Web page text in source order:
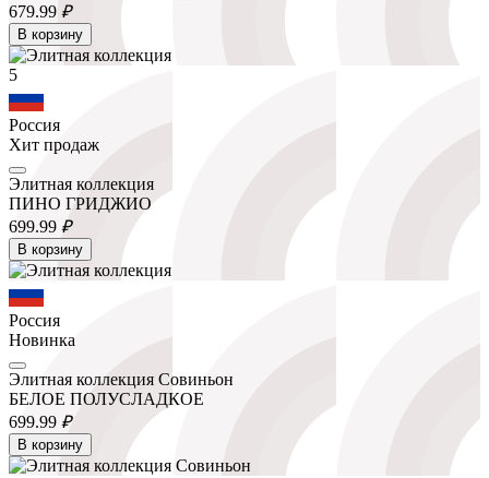
679.99 ₽
В корзину
5
Россия
Хит продаж
Элитная коллекция
ПИНО ГРИДЖИО
699.99 ₽
В корзину
Россия
Новинка
Элитная коллекция Совиньон
БЕЛОЕ ПОЛУСЛАДКОЕ
699.99 ₽
В корзину